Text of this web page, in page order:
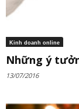
Kinh doanh online
Những ý
13/07/2016